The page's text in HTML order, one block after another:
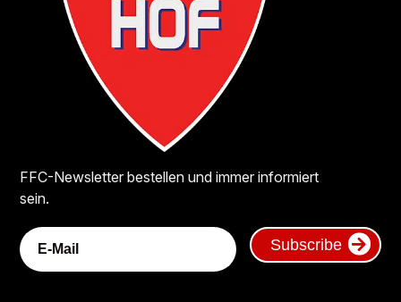
FFC-Newsletter bestellen und immer informiert
sein.
Subscribe